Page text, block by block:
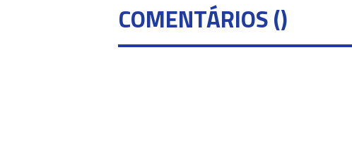
COMENTÁRIOS ()